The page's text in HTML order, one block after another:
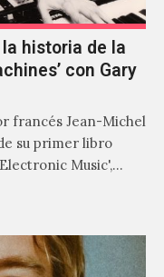
historia de la
con Gary
francés Jean-Michel
su primer libro
Music',